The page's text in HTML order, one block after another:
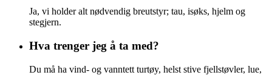
Ja, vi holder alt nødvendig breutstyr; tau, isøks, hjelm og
stegjern.
Hva trenger jeg å ta med?
Du må ha vind- og vanntett turtøy, helst stive fjellstøvler, lue,